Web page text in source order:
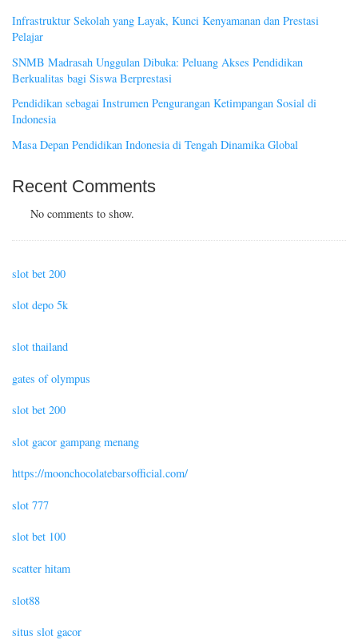
Infrastruktur Sekolah yang Layak, Kunci Kenyamanan dan Prestasi
Pelajar
SNMB Madrasah Unggulan Dibuka: Peluang Akses Pendidikan
Berkualitas bagi Siswa Berprestasi
Pendidikan sebagai Instrumen Pengurangan Ketimpangan Sosial di
Indonesia
Masa Depan Pendidikan Indonesia di Tengah Dinamika Global
Recent Comments
No comments to show.
slot bet 200
slot depo 5k
slot thailand
gates of olympus
slot bet 200
slot gacor gampang menang
https://moonchocolatebarsofficial.com/
slot 777
slot bet 100
scatter hitam
slot88
situs slot gacor